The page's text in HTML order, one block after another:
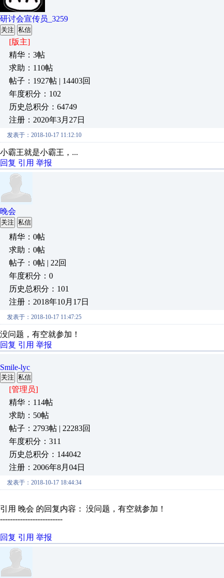
研讨会宣传员_3259
关注 私信
[版主]
精华：3帖
求助：110帖
帖子：1927帖 | 14403回
年度积分：102
历史总积分：64749
注册：2020年3月27日
发表于：2018-10-17 11:12:10
小霸王就是小霸王，...
回复 引用 举报
晚会
关注 私信
精华：0帖
求助：0帖
帖子：0帖 | 22回
年度积分：0
历史总积分：101
注册：2018年10月17日
发表于：2018-10-17 11:47:25
没问题，有空就参加！
回复 引用 举报
Smile-lyc
关注 私信
[管理员]
精华：114帖
求助：50帖
帖子：2793帖 | 22283回
年度积分：311
历史总积分：144042
注册：2006年8月04日
发表于：2018-10-17 18:44:34
引用 晚会 的回复内容： 没问题，有空就参加！
-------------------------
回复 引用 举报